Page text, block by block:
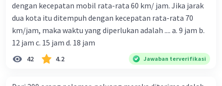
dengan kecepatan mobil rata-rata 60 km/ jam. Jika jarak
dua kota itu ditempuh dengan kecepatan rata-rata 70
km/jam, maka waktu yang diperlukan adalah .... a. 9 jam b.
12 jam c. 15 jam d. 18 jam
42 4.2 Jawaban terverifikasi